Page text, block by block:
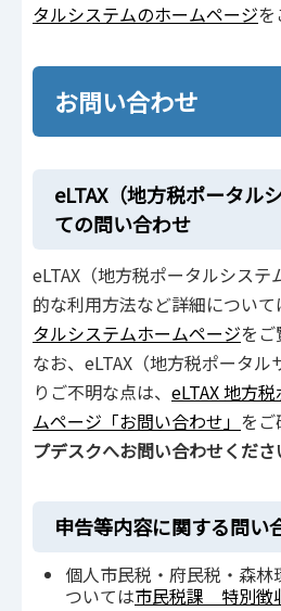
タルシステムのホームページを
お問い合わせ
eLTAX（地方税ポータル
ての問い合わせ
eLTAX（地方税ポータルシス
的な利用方法など詳細について
タルシステムホームページをご
なお、eLTAX（地方税ポータ
りご不明な点は、 eLTAX 地方
ムページ「お問い合わせ」 をご
プデスクへお問い合わせくださ
申告等内容に関する問い
個人市民税・府民税・森
ついては市民税課 特別徴